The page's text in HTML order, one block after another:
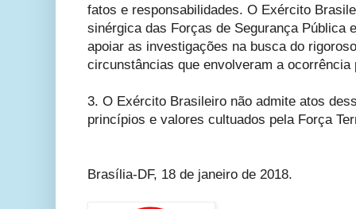
fatos e responsabilidades. O Exército
sinérgica das Forças de Segurança Pública
apoiar as investigações na busca do
circunstâncias que envolveram a ocorrência
3. O Exército Brasileiro não admite atos
princípios e valores cultuados pela Força
Brasília-DF, 18 de janeiro de 2018.